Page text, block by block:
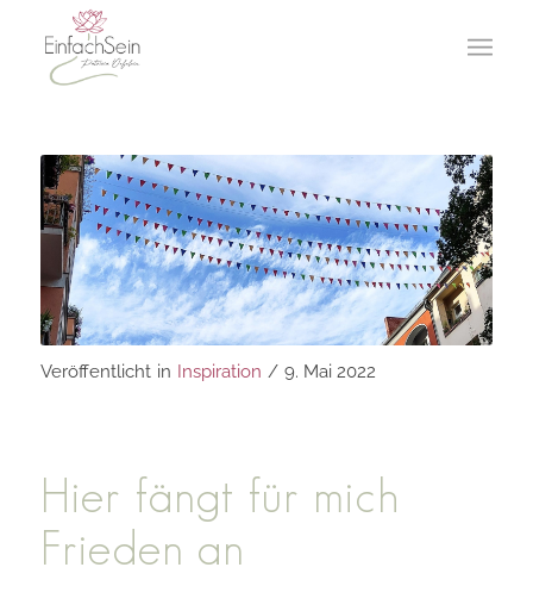
Veröffentlicht in Inspiration / 9. Mai 2022
Hier fängt für mich
Frieden an